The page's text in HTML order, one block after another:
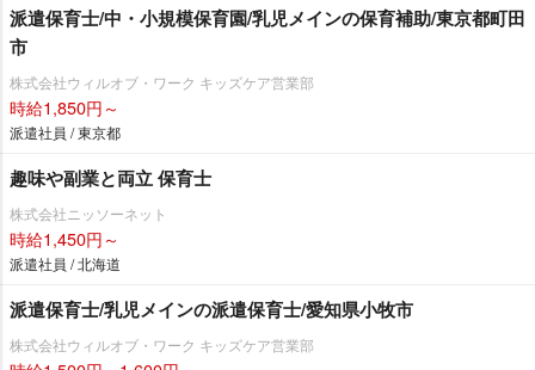
派遣保育士/中・小規模保育園/乳児メインの保育補助/東京都町田
市
株式会社ウィルオブ・ワーク キッズケア営業部
時給1,850円～
派遣社員 / 東京都
趣味や副業と両立 保育士
株式会社ニッソーネット
時給1,450円～
派遣社員 / 北海道
派遣保育士/乳児メインの派遣保育士/愛知県小牧市
株式会社ウィルオブ・ワーク キッズケア営業部